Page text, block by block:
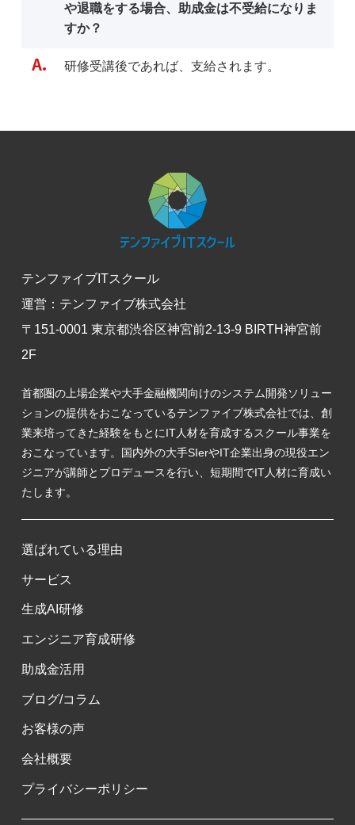
や退職をする場合、助成金は不受給になりま
すか？
A. 研修受講後であれば、支給されます。
テンファイブITスクール
運営：テンファイブ株式会社
〒151-0001 東京都渋谷区神宮前2-13-9 BIRTH神宮前
2F
首都圏の上場企業や大手金融機関向けのシステム開発ソリュー
ションの提供をおこなっているテンファイブ株式会社では、創
業来培ってきた経験をもとにIT人材を育成するスクール事業を
おこなっています。国内外の大手SIerやIT企業出身の現役エン
ジニアが講師とプロデュースを行い、短期間でIT人材に育成い
たします。
選ばれている理由
サービス
生成AI研修
エンジニア育成研修
助成金活用
ブログ/コラム
お客様の声
会社概要
プライバシーポリシー